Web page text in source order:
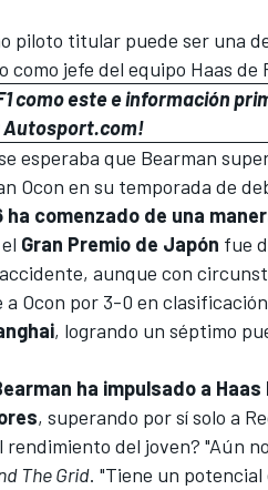
piloto titular puede ser una
como jefe del equipo Haas de
como este e información
Autosport.com!
esperaba que Bearman
Ocon en su temporada de
ha comenzado de una
Gran Premio de Japón fue
aunque con
Ocon por 3-0 en
, logrando un séptimo
ha impulsado a
, superando por sí solo a
rendimiento del joven? "Aún
The Grid. "Tiene un potencial